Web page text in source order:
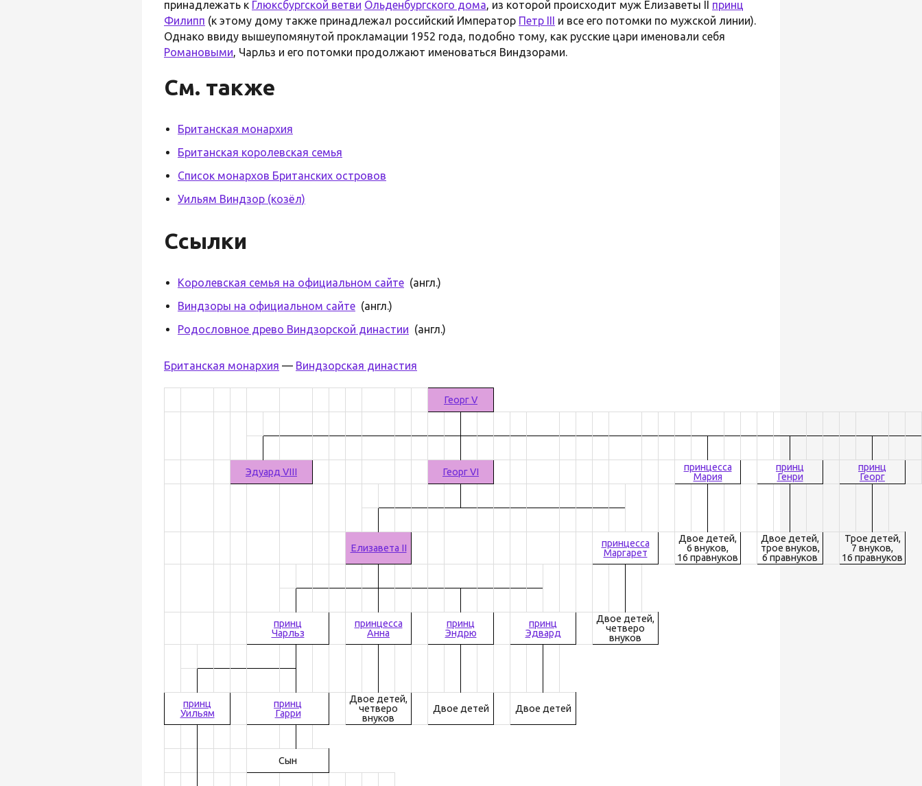
принадлежать к Глюксбургской ветви Ольденбургского дома, из которой происходит муж Елизаветы II принц
Филипп (к этому дому также принадлежал российский Император Петр III и все его потомки по мужской линии).
Однако ввиду вышеупомянутой прокламации 1952 года, подобно тому, как русские цари именовали себя
Романовыми, Чарльз и его потомки продолжают именоваться Виндзорами.
См. также
Британская монархия
Британская королевская семья
Список монархов Британских островов
Уильям Виндзор (козёл)
Ссылки
Королевская семья на официальном сайте (англ.)
Виндзоры на официальном сайте (англ.)
Родословное древо Виндзорской династии (англ.)
Британская монархия — Виндзорская династия
Георг V
Эдуард VIII Георг VI
принцесса
Мария
принц
Генри
принц
Георг
Елизавета II
принцесса
Маргарет
Двое детей,
6 внуков,
16 правнуков
Двое детей,
трое внуков,
6 правнуков
Трое детей,
7 внуков,
16 правнуков
принц
Чарльз
принцесса
Анна
принц
Эндрю
принц
Эдвард
Двое детей,
четверо
внуков
принц
Уильям
принц
Гарри
Двое детей,
четверо
внуков
Двое детей Двое детей
Сын